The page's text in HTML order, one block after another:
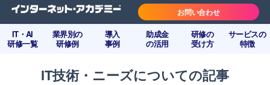
IT・AI
研修一覧
業界別の
研修例
導入
事例
助成金
の活用
研修の
受け方
サービスの
特徴
お問い合わせ
IT技術・ニーズについての記事